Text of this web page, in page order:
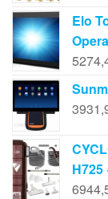
Elo
H725